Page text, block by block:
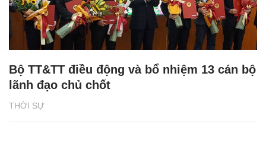
THỜI SỰ
Bộ TT&TT điều động và bổ nhiệm 13 cán bộ
lãnh đạo chủ chốt